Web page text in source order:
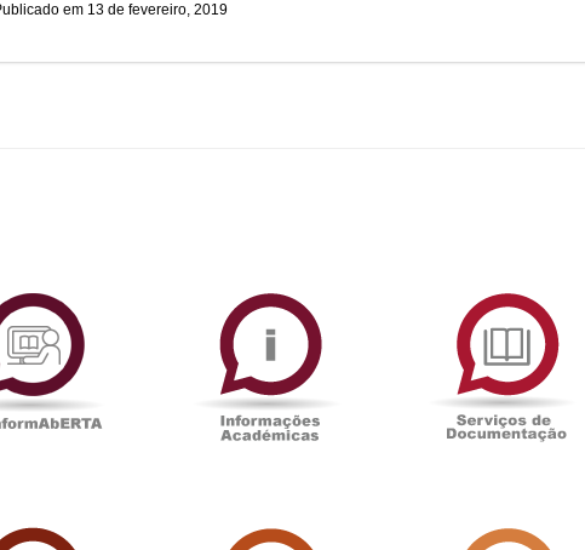
13 de fevereiro, 2019
PlataformAberta
Académicas